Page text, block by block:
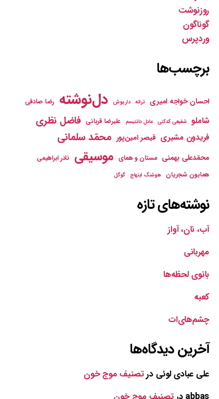
روزنوشت
گوناگون
وردپرس
برچسب‌ها
احسان خواجه امیری ترانه داریوش دل‌نوشته رضا صادقی
شاملو شفیعی کدکنی عادل دانتیسم علیرضا قربانی فاضل نظری
فریدون مشیری قیصر امین‌پور محمّد سلمانی
محمّدعلی بهمنی مستان و همای موسیقی نادر ابراهیمی
همایون شجریان
هوشنگ ابتهاج گوگل
نوشته‌های تازه
آب، نان، آواز
مهربانی
بانوی لحظه‌ها
کعبه
چشم‌های‌ات
آخرین دیدگاه‌ها
علی عبادی لوئی درتصنیف موج خون